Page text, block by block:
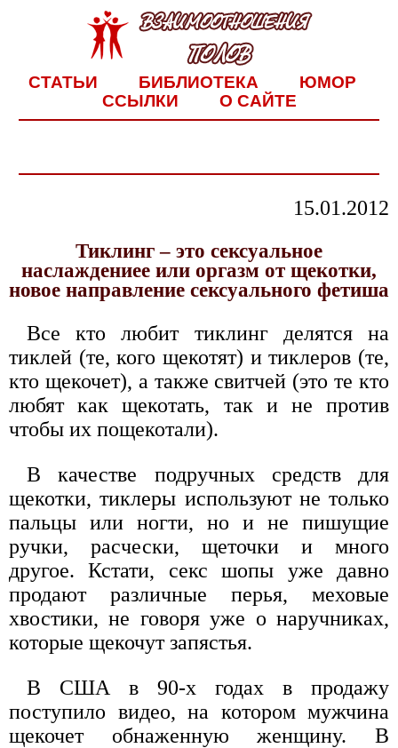
СТАТЬИ БИБЛИОТЕКА
ЮМОР
ССЫЛКИ
О САЙТЕ
15.01.2012
Тиклинг – это сексуальное
наслаждениее или оргазм от щекотки,
новое направление сексуального фетиша
Все кто любит тиклинг делятся на
тиклей (те, кого щекотят) и тиклеров (те,
кто щекочет), а также свитчей (это те кто
любят как щекотать, так и не против
чтобы их пощекотали).
В качестве подручных средств для
щекотки, тиклеры используют не только
пальцы или ногти, но и не пишущие
ручки, расчески, щеточки и много
другое. Кстати, секс шопы уже давно
продают различные перья, меховые
хвостики, не говоря уже о наручниках,
которые щекочут запястья.
В США в 90-х годах в продажу
поступило видео, на котором мужчина
щекочет обнаженную женщину. В